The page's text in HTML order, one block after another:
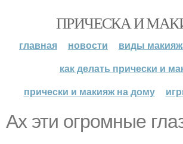
ПРИЧЕСКА И
главная новости
виды
как делать прически и
прически и макияж на дому
Ах эти огромные